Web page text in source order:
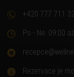
+420 777 711
Po - Ne: 09:00
Rezervace je